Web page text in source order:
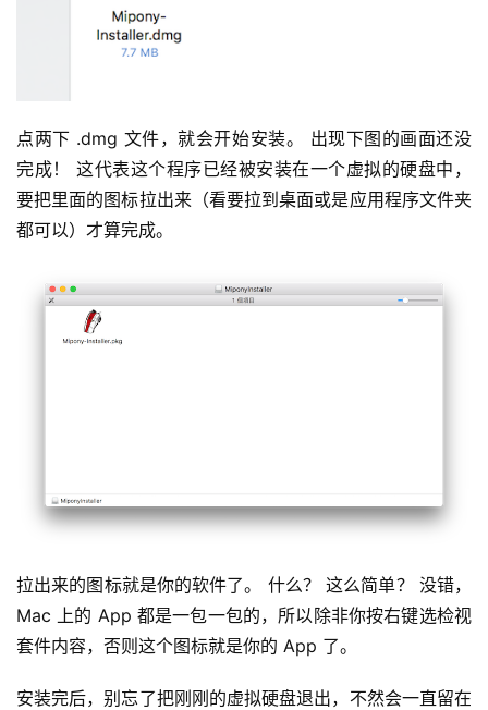
点两下 .dmg 文件，就会开始安装。 出现下图的画面还没
完成！ 这代表这个程序已经被安装在一个虚拟的硬盘中，
要把里面的图标拉出来（看要拉到桌面或是应用程序文件夹
都可以）才算完成。
拉出来的图标就是你的软件了。 什么？ 这么简单？ 没错，
Mac 上的 App 都是一包一包的，所以除非你按右键选检视
套件内容，否则这个图标就是你的 App 了。
安装完后，别忘了把刚刚的虚拟硬盘退出，不然会一直留在